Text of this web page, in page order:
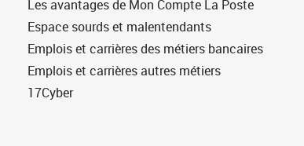
Les avantages de Mon Compte La Poste
Espace sourds et malentendants
Emplois et carrières des métiers bancaires
Emplois et carrières autres métiers
17Cyber